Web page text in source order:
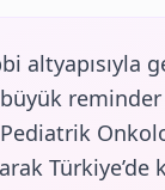
altyapısıyla
büyük
Türkiye’de